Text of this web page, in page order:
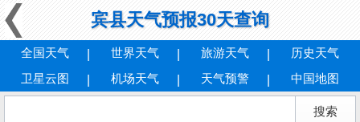
宾县天气预报30天查询
全国天气 世界天气 旅游天气
历史天气
卫星云图
机场天气 天气预警 中国地图